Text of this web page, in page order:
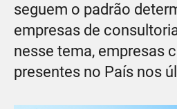
seguem o padrão
empresas de
nesse tema, empresas
presentes no País nos